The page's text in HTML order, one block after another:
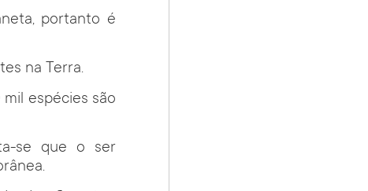
portanto é
na Terra.
mil espécies são
se que o ser